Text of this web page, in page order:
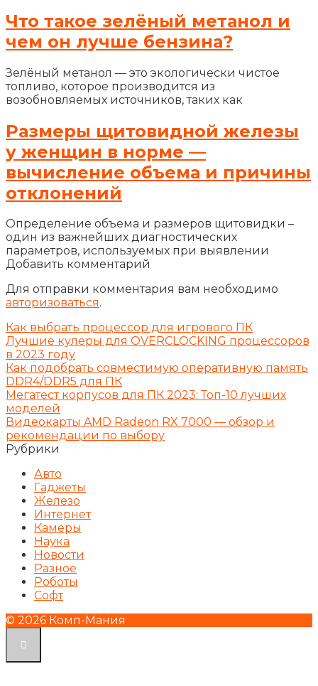
Что такое зелёный метанол и
чем он лучше бензина?
Зелёный метанол — это экологически чистое
топливо, которое производится из
возобновляемых источников, таких как
Размеры щитовидной железы
у женщин в норме —
вычисление объема и причины
отклонений
Определение объема и размеров щитовидки –
один из важнейших диагностических
параметров, используемых при выявлении
Добавить комментарий
Для отправки комментария вам необходимо
авторизоваться.
Как выбрать процессор для игрового ПК
Лучшие кулеры для OVERCLOCKING процессоров
в 2023 году
Как подобрать совместимую оперативную память
DDR4/DDR5 для ПК
Мегатест корпусов для ПК 2023: Топ-10 лучших
моделей
Видеокарты AMD Radeon RX 7000 — обзор и
рекомендации по выбору
Рубрики
Авто
Гаджеты
Железо
Интернет
Камеры
Наука
Новости
Разное
Роботы
Софт
© 2026 Комп-Мания